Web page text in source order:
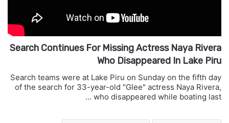
Search Continues For Missing Actress Naya Rivera
Who Disappeared In Lake Piru
Search teams were at Lake Piru on Sunday on the fifth day
of the search for 33-year-old "Glee" actress Naya Rivera,
who disappeared while boating last ...